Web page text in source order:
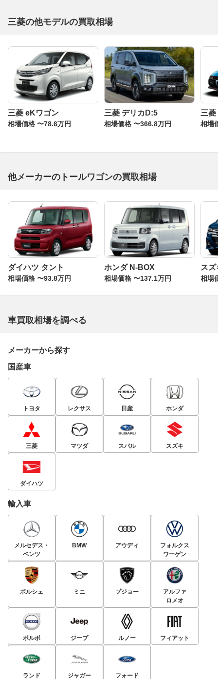
三菱の他モデルの買取相場
三菱 eKワゴン
相場価格 〜78.6万円
三菱 デリカD:5
相場価格 〜366.8万円
三菱
相場
他メーカーのトールワゴンの買取相場
ダイハツ タント
相場価格 〜93.8万円
ホンダ N-BOX
相場価格 〜137.1万円
ス
相場
車買取相場を調べる
メーカーから探す
国産車
トヨタ レクサス 日産 ホンダ
三菱 マツダ スバル スズキ
ダイハツ
輸入車
メルセデス・
ベンツ
BMW アウディ
フォルクス
ワーゲン
ポルシェ ミニ プジョー
アルファ
ロメオ
ボルボ ジープ ルノー フィアット
ランド ジャガー フォード